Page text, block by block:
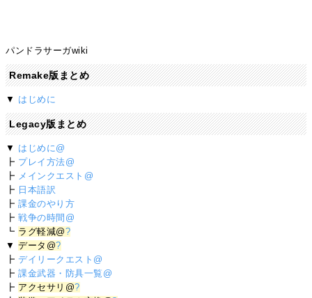
パンドラサーガwiki
Remake版まとめ
▼ はじめに
Legacy版まとめ
▼ はじめに@
┣ プレイ方法@
┣ メインクエスト@
┣ 日本語訳
┣課金のやり方
┣戦争の時間@
┗ ラグ軽減@?
▼データ@?
┣デイリークエスト@
┣課金武器・防具一覧@
┣ アクセサリ@?